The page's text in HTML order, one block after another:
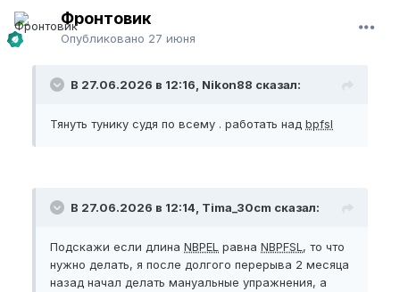
Фронтовик
Опубликовано 27 июня
В 27.06.2026 в 12:16, Nikon88 сказал:
Тянуть тунику судя по всему . работать над bpfsl
В 27.06.2026 в 12:14, Tima_30cm сказал:
Подскажи если длина NBPEL равна NBPFSL , то что
нужно делать, я после долгого перерыва 2 месяца
назад начал делать мануальные упражнения, а